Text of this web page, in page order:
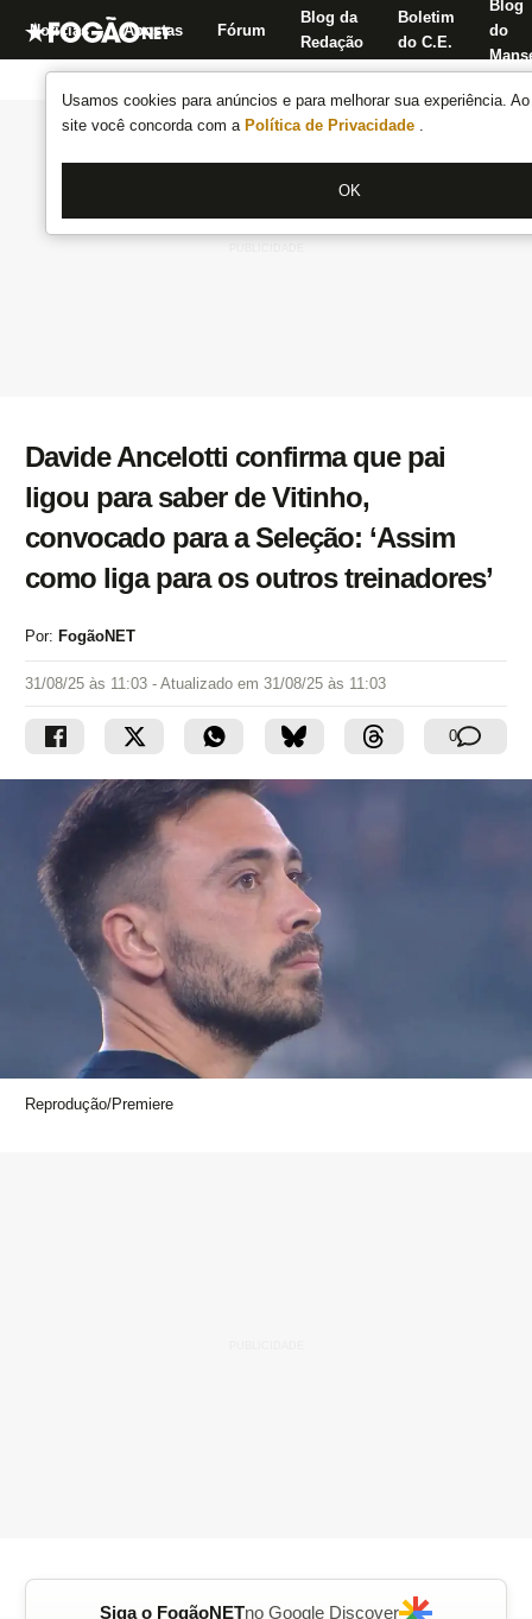
Usamos cookies para anúncios e para melhorar sua experiência.
site você concorda com a Política de Privacidade .
OK
Notícias Apostas Fórum
Blog da
Redação
Boletim
do C.E.
Blog
do
Davide Ancelotti confirma que pai
ligou para saber de Vitinho,
convocado para a Seleção: ‘Assim
como liga para os outros treinadores’
Por: FogãoNET
31/08/25 às 11:03 - Atualizado em 31/08/25 às 11:03
0
Reprodução/Premiere
Siga o FogãoNETno Google Discover